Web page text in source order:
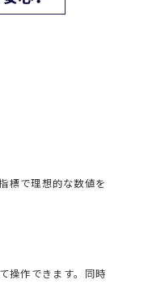
標で理想的な数値を
操作できます。同時